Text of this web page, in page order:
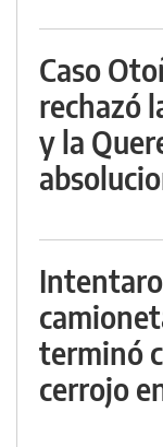
Caso
rechazó
y la
terminó
cerrojo